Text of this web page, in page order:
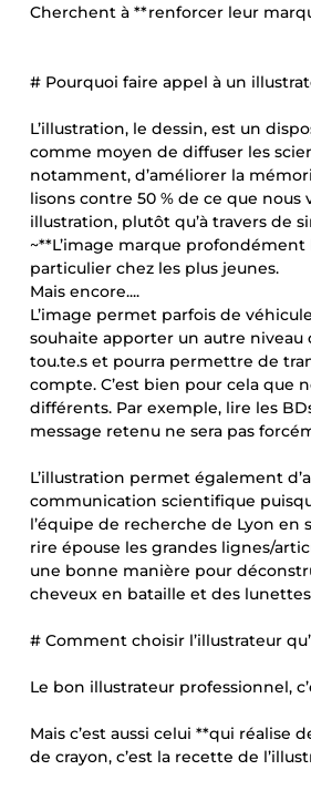
Cherchent à **renforcer leur
# Pourquoi faire appel à un
L’illustration, le dessin, est un
comme moyen de diffuser les
notamment, d’améliorer la
lisons contre 50 % de ce que
illustration, plutôt qu’à travers de
~**L’image marque
particulier chez les plus jeunes.
Mais encore....
L’image permet parfois de
souhaite apporter un autre niveau
tou.te.s et pourra permettre de
compte. C’est bien pour cela que
différents. Par exemple, lire les
message retenu ne sera pas
L’illustration permet également
communication scientifique
l’équipe de recherche de Lyon
rire épouse les grandes lignes/
une bonne manière pour
cheveux en bataille et des
# Comment choisir l’illustrateur
Le bon illustrateur professionnel,
Mais c’est aussi celui **qui
de crayon, c’est la recette de